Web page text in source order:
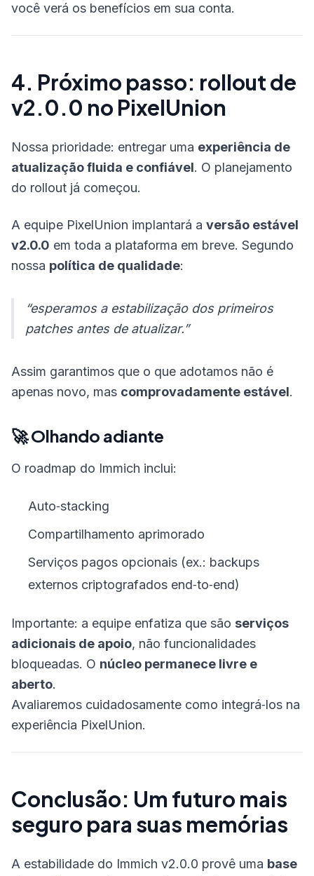
você verá os benefícios em sua conta.
4. Próximo passo: rollout de
v2.0.0 no PixelUnion
Nossa prioridade: entregar uma experiência de
atualização fluida e confiável. O planejamento
do rollout já começou.
A equipe PixelUnion implantará a versão estável
v2.0.0 em toda a plataforma em breve. Segundo
nossa política de qualidade:
“esperamos a estabilização dos primeiros
patches antes de atualizar.”
Assim garantimos que o que adotamos não é
apenas novo, mas comprovadamente estável.
🚀 Olhando adiante
O roadmap do Immich inclui:
Auto‑stacking
Compartilhamento aprimorado
Serviços pagos opcionais (ex.: backups
externos criptografados end‑to‑end)
Importante: a equipe enfatiza que são serviços
adicionais de apoio, não funcionalidades
bloqueadas. O núcleo permanece livre e
aberto.
Avaliaremos cuidadosamente como integrá‑los na
experiência PixelUnion.
Conclusão: Um futuro mais
seguro para suas memórias
A estabilidade do Immich v2.0.0 provê uma base